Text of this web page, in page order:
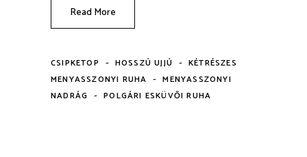
Read More
CSIPKETOP - HOSSZÚ UJJÚ - KÉTRÉSZES
MENYASSZONYI RUHA - MENYASSZONYI
NADRÁG - POLGÁRI ESKÜVŐI RUHA